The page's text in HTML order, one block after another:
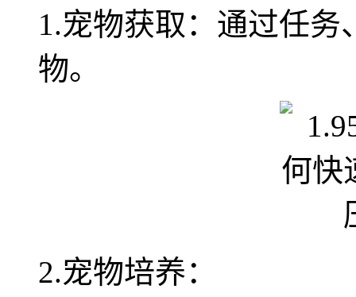
1.宠物获取：通过任
物。
2.宠物培养：